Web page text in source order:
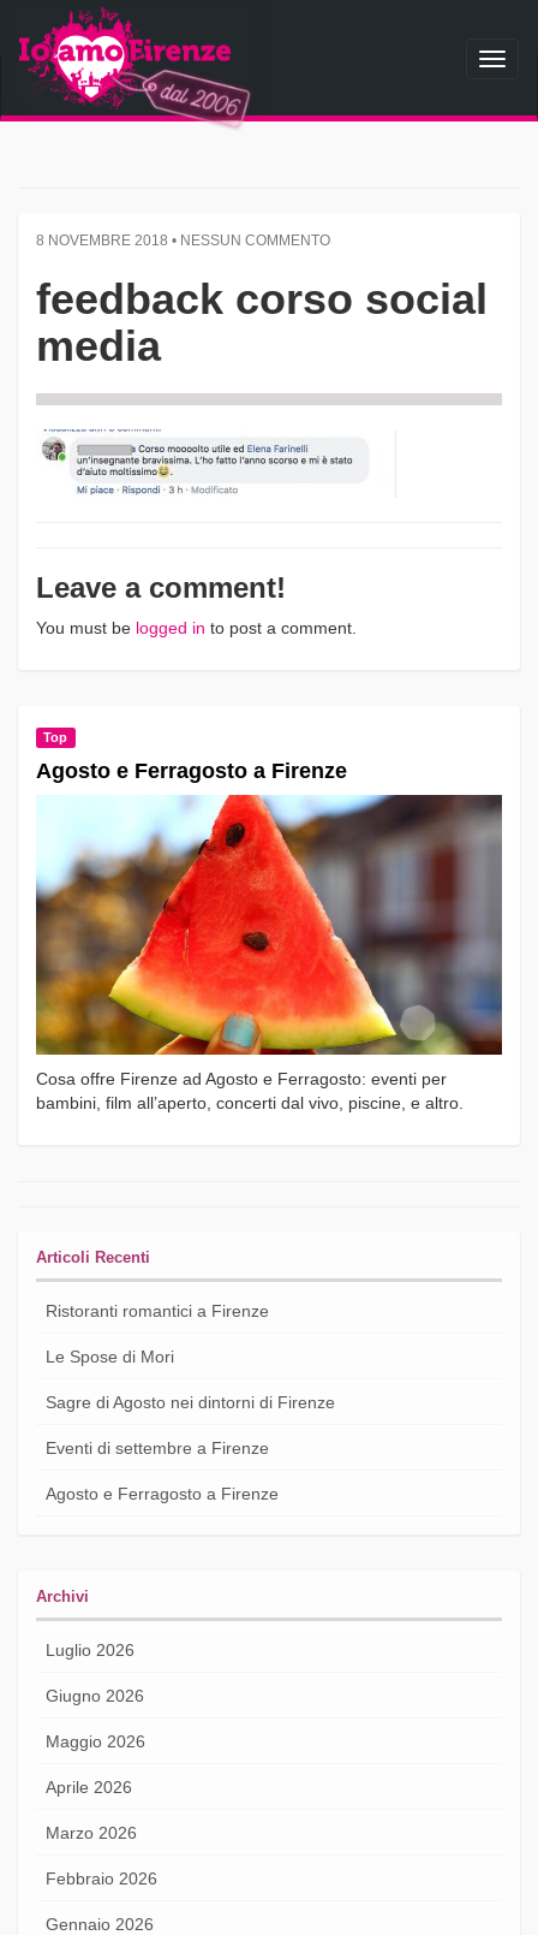
8 NOVEMBRE 2018 • NESSUN COMMENTO
feedback corso social
media
Leave a comment!
You must be logged in to post a comment.
Top
Agosto e Ferragosto a Firenze
Cosa offre Firenze ad Agosto e Ferragosto: eventi per
bambini, film all’aperto, concerti dal vivo, piscine, e altro.
Articoli Recenti
Ristoranti romantici a Firenze
Le Spose di Mori
Sagre di Agosto nei dintorni di Firenze
Eventi di settembre a Firenze
Agosto e Ferragosto a Firenze
Archivi
Luglio 2026
Giugno 2026
Maggio 2026
Aprile 2026
Marzo 2026
Febbraio 2026
Gennaio 2026